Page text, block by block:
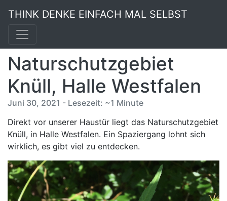
THINK DENKE EINFACH MAL SELBST
Naturschutzgebiet
Knüll, Halle Westfalen
Juni 30, 2021 - Lesezeit: ~1 Minute
Direkt vor unserer Haustür liegt das Naturschutzgebiet
Knüll, in Halle Westfalen. Ein Spaziergang lohnt sich
wirklich, es gibt viel zu entdecken.